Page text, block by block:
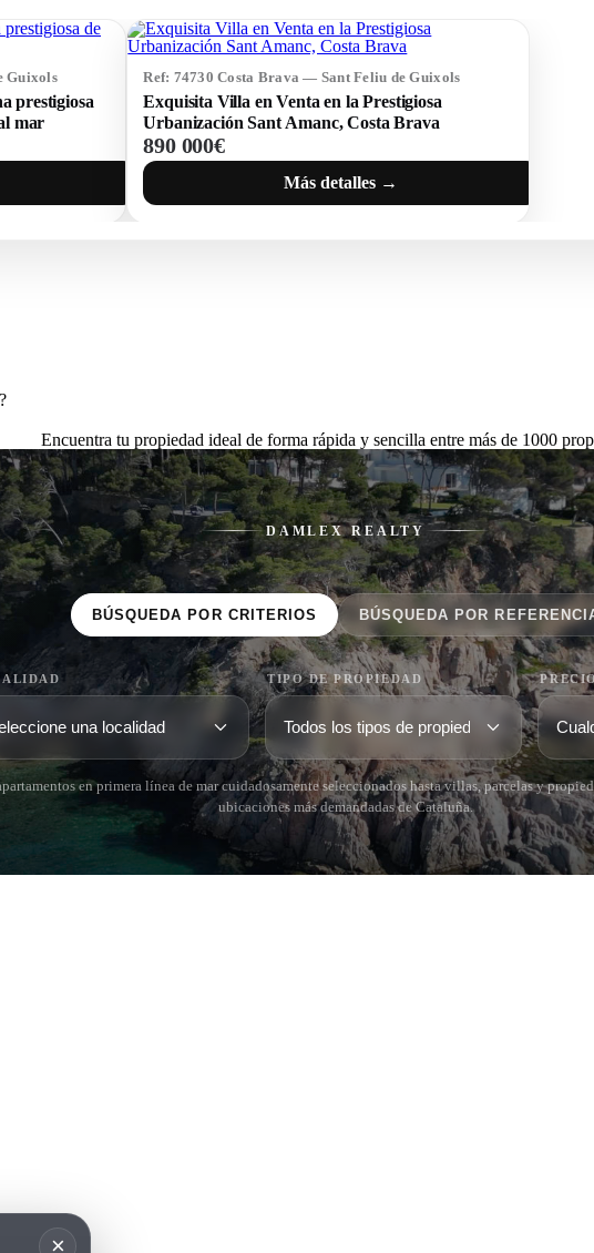
×
Guixols
prestigiosa
mar
Ref: 74730 Costa Brava — Sant Feliu de Guixols
Exquisita Villa en Venta en la Prestigiosa
Urbanización Sant Amanc, Costa Brava
890 000€
Más detalles →
Encuentra tu propiedad ideal de forma rápida y sencilla entre más de 1000
DAMLEX REALTY
BÚSQUEDA POR CRITERIOS BÚSQUEDA POR
TIPO DE PROPIEDAD
en primera línea de mar cuidadosamente seleccionados hasta villas, parcelas y
ubicaciones más demandadas de Cataluña.
Begur